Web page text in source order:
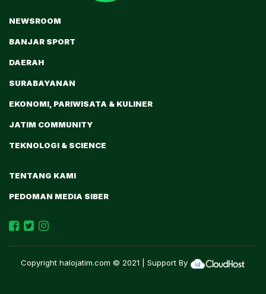
NEWSROOM
BANJAR SPORT
DAERAH
SURABAYANAN
EKONOMI, PARIWISATA & KULINER
JATIM COMMUNITY
TEKNOLOGI & SCIENCE
TENTANG KAMI
PEDOMAN MEDIA SIBER
Copyright halojatim.com © 2021 | Support By